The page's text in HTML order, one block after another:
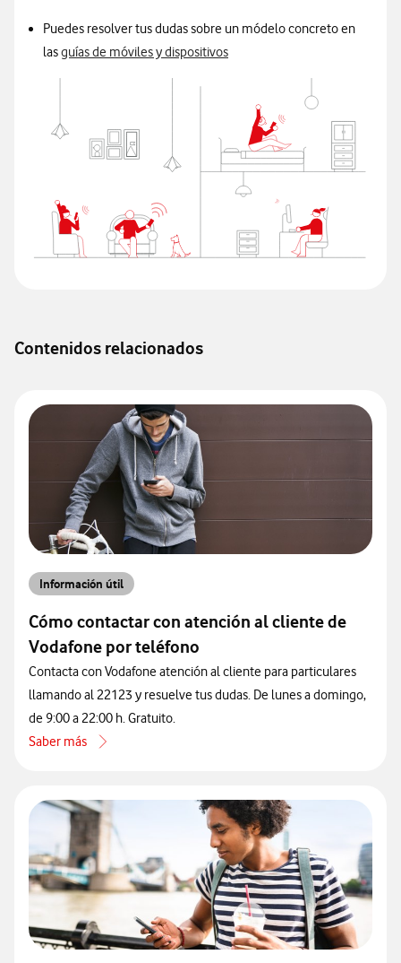
Puedes resolver tus dudas sobre un módelo concreto en
lasguías de móviles y dispositivos
Contenidos relacionados
Información útil
Cómo contactar con atención al cliente de
Vodafone por teléfono
Contacta con Vodafone atención al cliente para particulares
llamando al 22123 y resuelve tus dudas. De lunes a domingo,
de 9:00 a 22:00 h. Gratuito.
Saber más
acerca de Cómo contactar con atención al cliente de Vodafone